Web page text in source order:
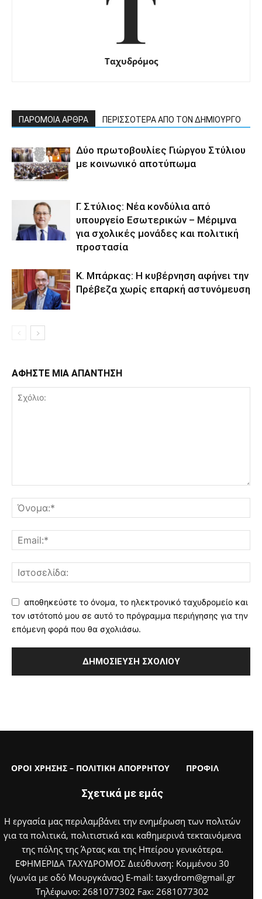
Ταχυδρόμος
ΠΑΡΟΜΟΙΑ ΑΡΘΡΑ ΠΕΡΙΣΣΟΤΕΡΑ ΑΠΟ ΤΟΝ ΔΗΜΙΟΥΡΓΟ
Δύο πρωτοβουλίες Γιώργου Στύλιου
με κοινωνικό αποτύπωμα
Γ. Στύλιος: Νέα κονδύλια από
υπουργείο Εσωτερικών – Μέριμνα
για σχολικές μονάδες και πολιτική
προστασία
Κ. Μπάρκας: Η κυβέρνηση αφήνει την
Πρέβεζα χωρίς επαρκή αστυνόμευση
ΑΦΗΣΤΕ ΜΙΑ ΑΠΑΝΤΗΣΗ
αποθηκεύστε το όνομα, το ηλεκτρονικό ταχυδρομείο και
τον ιστότοπό μου σε αυτό το πρόγραμμα περιήγησης για την
επόμενη φορά που θα σχολιάσω.
ΟΡΟΙ ΧΡΗΣΗΣ – ΠΟΛΙΤΙΚΗ ΑΠΟΡΡΗΤΟΥ ΠΡΟΦΙΛ
Σχετικά με εμάς
Η εργασία μας περιλαμβάνει την ενημέρωση των πολιτών
για τα πολιτικά, πολιτιστικά και καθημερινά τεκταινόμενα
της πόλης της Άρτας και της Ηπείρου γενικότερα.
ΕΦΗΜΕΡΙΔΑ ΤΑΧΥΔΡΟΜΟΣ Διεύθυνση: Κομμένου 30
(γωνία με οδό Μουργκάνας) E-mail: taxydrom@gmail.gr
Τηλέφωνο: 2681077302 Fax: 2681077302